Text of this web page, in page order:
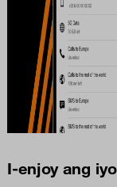
I-enjoy ang